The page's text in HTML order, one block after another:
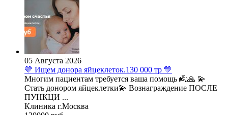
05 Августа 2026
💛 Ищем донора яйцеклеток.130 000 тр 💛
Многим пациентам требуется ваша помощь 👼🙏 💫
Стать донором яйцеклетки💫 Вознаграждение ПОСЛЕ
ПУНКЦИ ...
Клиника г.Москва